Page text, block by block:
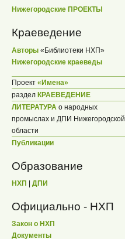
Нижегородские ПРОЕКТЫ
Краеведение
Авторы «Библиотеки НХП»
Нижегородские краеведы
Проект «Имена»
раздел КРАЕВЕДЕНИЕ
ЛИТЕРАТУРА о народных
промыслах и ДПИ Нижегородской
области
Публикации
Образование
НХП ДПИ
Официально - НХП
Закон о НХП
Документы